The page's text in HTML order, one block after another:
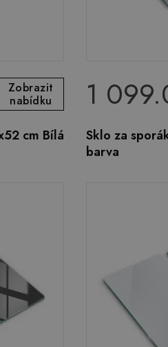
Zobrazit
nabídku
cm Bílá
1
Sklo za
barva